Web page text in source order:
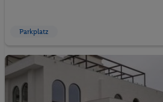
Parkplatz